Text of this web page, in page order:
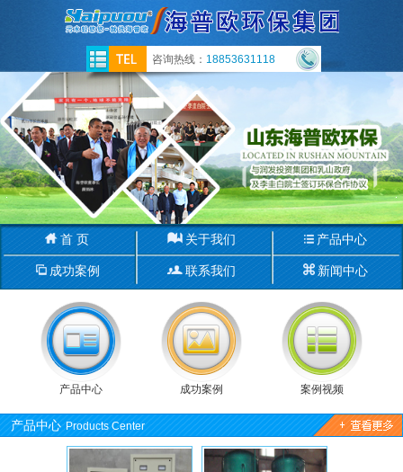
咨询热线： 18853631118
首 页 关于我们 产品中心
成功案例 联系我们 新闻中心
产品中心 成功案例 案例视频
产品中心 Products Center